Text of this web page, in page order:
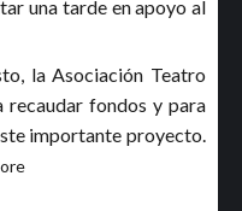
una tarde en apoyo al
la Asociación Teatro
recaudar fondos y para
importante proyecto.